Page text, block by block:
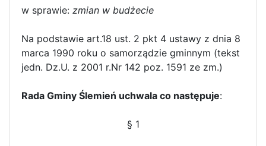
w sprawie: zmian w budżecie
Na podstawie art.18 ust. 2 pkt 4 ustawy z dnia 8
marca 1990 roku o samorządzie gminnym (tekst
jedn. Dz.U. z 2001 r.Nr 142 poz. 1591 ze zm.)
Rada Gminy Ślemień uchwala co następuje:
§ 1